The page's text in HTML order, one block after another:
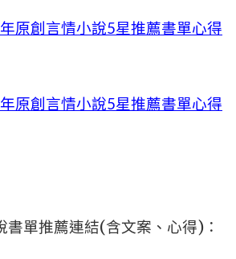
年原創言情小說5星推薦書單心得
原創言情小說5星推薦書單心得
書單推薦連結(含文案、心得)：